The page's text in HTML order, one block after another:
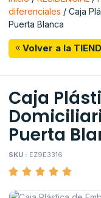
diferenciales / Caja
Puerta Blanca
Volver a la
Caja
Puerta
SKU : EZ9E3316